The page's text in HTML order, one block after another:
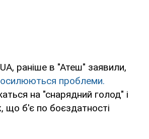
раніше в "Атеш" заявили,
проблеми.
на "снарядний голод" і
що б'є по боєздатності